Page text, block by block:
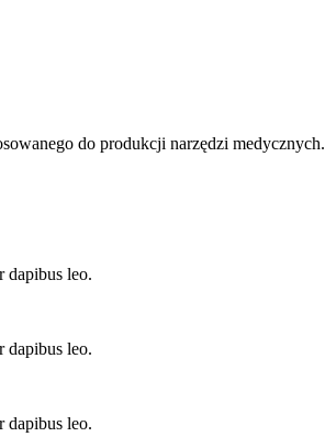
do produkcji narzędzi medycznych.
dapibus leo.
dapibus leo.
dapibus leo.